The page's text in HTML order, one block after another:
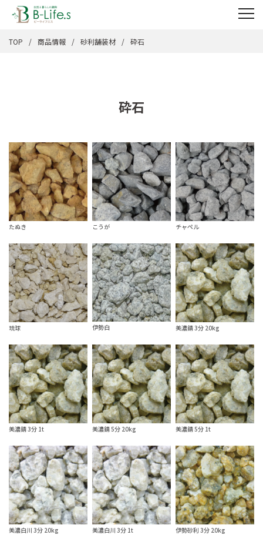
TOP 商品情報 砂利舗装材 砕石
砕石
たぬき こうが チャペル
琉球 伊勢白 美濃錆 3分 20kg
美濃錆 3分 1t 美濃錆 5分 20kg 美濃錆 5分 1t
美濃白川 3分 20kg 美濃白川 3分 1t 伊勢砂利 3分 20kg